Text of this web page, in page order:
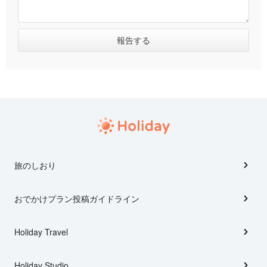
旅のしおり
おでかけプラン投稿ガイドライン
Holiday Travel